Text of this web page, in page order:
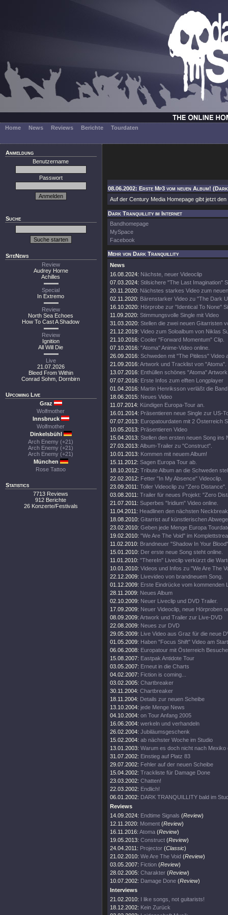
Home News Reviews Berichte Tourdaten
Anmeldung
Benutzername
Passwort
Suche
SiteNews
Review
Audrey Horne
Achilles
Special
In Extremo
Review
North Sea Echoes
How To Cast A Shadow
Review
Ignition
All Will Die
Live
21.07.2026
Bleed From Within
Conrad Sohm, Dornbirn
Upcoming Live
Graz
Wolfmother
Innsbruck
Wolfmother
Dinkelsbühl
Arch Enemy (+21)
Arch Enemy (+21)
Arch Enemy (+21)
München
Rose Tattoo
Statistics
7713 Reviews
912 Berichte
26 Konzerte/Festivals
08.06.2002: Erste Mp3 vom neuen Album!
Auf der Century Media Homepage gibt jetzt
Dark Tranquillity im Internet
Bandhomepage
MySpace
Facebook
Mehr von Dark Tranquillity
News
16.08.2024: Nächste, neuer Videoclip
07.03.2024: Stilsichere "The Last Imagination"
20.11.2020: Nächstes starkes Video zum
02.11.2020: Bärenstarker Video zu "The Dark
16.10.2020: Hörprobe zur "Identical To None"
11.09.2020: Stimmungsvolle Single mit Video
31.03.2020: Stellen die zwei neuen Gitarristen
21.12.2019: Video zum Soloalbum von Niklas
21.10.2016: Cooler "Forward Momentum" Clip.
07.10.2016: "Atoma" Anime-Video online.
26.09.2016: Schweden mit "The Pitiless" Video
21.09.2016: Artwork und Tracklist von "Atoma".
13.07.2016: Enthüllen schönes "Atoma"
07.07.2016: Erste Infos zum elften Longplayer
01.04.2016: Martin Henriksson verläßt die
18.06.2015: Neues Video
11.07.2014: Kündigen Europa-Tour an.
16.01.2014: Präsentieren neue Single zur US-
07.07.2013: Europatourdaten mit 2 Österreich
10.05.2013: Präsentieren Video
15.04.2013: Stellen den ersten neuen Song ins
27.03.2013: Album-Trailer zu "Construct".
10.01.2013: Kommen mit neuem Album!
15.11.2012: Sagen Europa Tour ab.
18.10.2012: Tribute Album an die Schweden
22.02.2012: Fetter "In My Absence" Videoclip.
23.09.2011: Toller Videoclip zu "Zero Distance".
03.08.2011: Trailer für neues Projekt: "Zero
21.07.2011: Superbes "Iridium" Video online.
11.04.2011: Headlinen den nächsten
18.08.2010: Gitarrist auf künstlerischen
23.02.2010: Geben jede Menge Europa
19.02.2010: "We Are The Void" im
11.02.2010: Brandneuer "Shadow In Your
15.01.2010: Der erste neue Song steht online.
11.01.2010: "ThereIn" Liveclip verkürzt die
10.01.2010: Videos und Infos zu "We Are The
22.12.2009: Livevideo von brandneuem Song.
01.12.2009: Erste Eindrücke vom kommenden
28.11.2009: Neues Album
02.10.2009: Neuer Liveclip und DVD Trailer.
17.09.2009: Neuer Videoclip, neue Hörproben
08.09.2009: Artwork und Trailer zur Live-DVD
22.08.2009: Neues zur DVD
29.05.2009: Live Video aus Graz für die neue
01.05.2009: Haben "Focus Shift" Video am
06.06.2008: Europatour mit Österreich
15.08.2007: Eastpak Antidote Tour
03.05.2007: Erneut in die Charts
04.02.2007: Fiction is coming...
03.02.2005: Chartbreaker
30.11.2004: Chartbreaker
18.11.2004: Details zur neuen Scheibe
13.10.2004: jede Menge News
04.10.2004: on Tour Anfang 2005
16.06.2004: werkeln und verhandeln
26.02.2004: Jubiläumsgeschenk
15.02.2004: ab nächster Woche im Studio
13.01.2003: Warum es doch nicht nach Mexiko
31.07.2002: Einstieg auf Platz 83
29.07.2002: Fehler auf der neuen Scheibe
15.04.2002: Trackliste für Damage Done
23.03.2002: Chatten!
22.03.2002: Endlich!
06.01.2002: DARK TRANQUILLITY bald im
Reviews
14.09.2024: Endtime Signals (Review)
12.11.2020: Moment (Review)
16.11.2016: Atoma (Review)
19.05.2013: Construct (Review)
24.04.2011: Projector (Classic)
21.02.2010: We Are The Void (Review)
03.05.2007: Fiction (Review)
28.02.2005: Charakter (Review)
10.07.2002: Damage Done (Review)
Interviews
21.02.2010: I like songs, not guitarists!
18.12.2002: Kein Zurück